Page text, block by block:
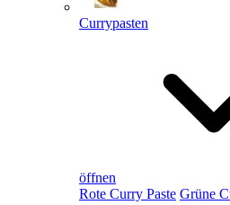
Currypasten
öffnen
Rote Curry Paste Grüne